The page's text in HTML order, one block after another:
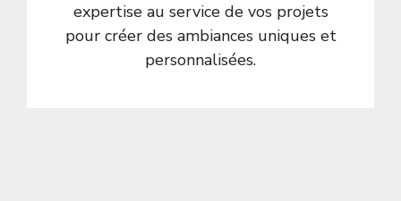
expertise au service de vos projets
pour créer des ambiances uniques et
personnalisées.